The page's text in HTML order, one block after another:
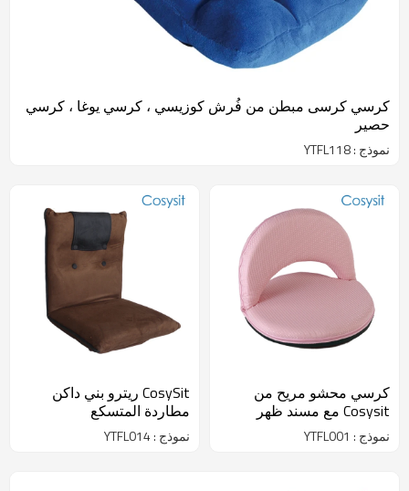
كرسي كرسى مبطن من فُرش كوزيسي ، كرسي يوغا ، كرسي
حصير
نموذج : YTFL118
كرسي محشو مريح من
Cosysit مع مسند ظهر
نموذج : YTFL001
CosySit ريترو بني داكن
مطاردة المتسكع
نموذج : YTFL014